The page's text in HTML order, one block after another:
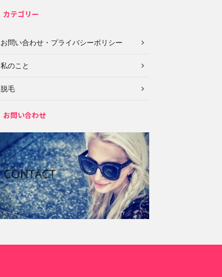
カテゴリー
お問い合わせ・プライバシーポリシー
私のこと
脱毛
お問い合わせ